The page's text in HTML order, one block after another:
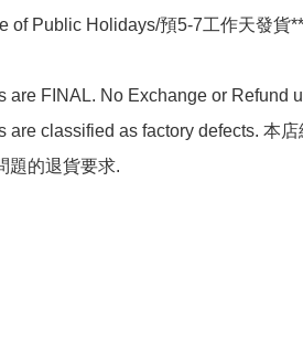
of Public Holidays/預5-7工作天發貨**
are FINAL. No Exchange or Refund
are classified as factory defects. 本
題的退貨要求.